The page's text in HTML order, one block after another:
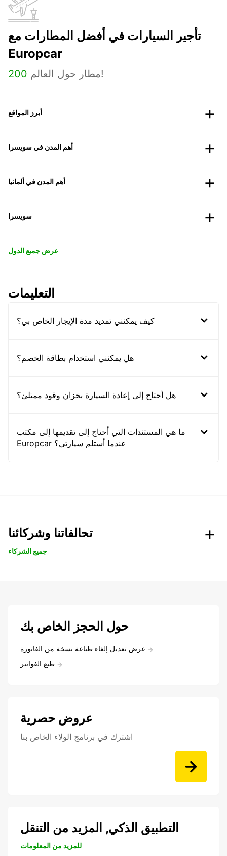
تأجير السيارات في أفضل المطارات مع
Europcar
200 مطار حول العالم!
أبرز المواقع
أهم المدن في سويسرا
أهم المدن في ألمانيا
سويسرا
عرض جميع الدول
التعليمات
كيف يمكنني تمديد مدة الإيجار الخاص بي؟
هل يمكنني استخدام بطاقة الخصم؟
هل أحتاج إلى إعادة السيارة بخزان وقود ممتلئ؟
ما هي المستندات التي أحتاج إلى تقديمها إلى مكتب
Europcar عندما أستلم سيارتي؟
تحالفاتنا وشركائنا
جميع الشركاء
حول الحجز الخاص بك
عرض تعديل إلغاء طباعة نسخة من الفاتورة
طبع الفواتير
عروض حصرية
اشترك في برنامج الولاء الخاص بنا
التطبيق الذكي, المزيد من التنقل
للمزيد من المعلومات